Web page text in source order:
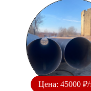
Цена: 45000 ₽/